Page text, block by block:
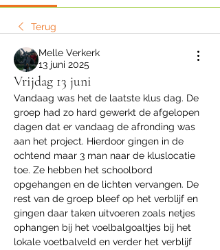
Terug
Melle Verkerk
13 juni 2025
Vrijdag 13 juni
Vandaag was het de laatste klus dag. De
groep had zo hard gewerkt de afgelopen
dagen dat er vandaag de afronding was
aan het project. Hierdoor gingen in de
ochtend maar 3 man naar de kluslocatie
toe. Ze hebben het schoolbord
opgehangen en de lichten vervangen. De
rest van de groep bleef op het verblijf en
gingen daar taken uitvoeren zoals netjes
ophangen bij het voelbalgoaltjes bij het
lokale voetbalveld en verder het verblijf